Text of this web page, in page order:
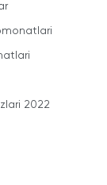
2022